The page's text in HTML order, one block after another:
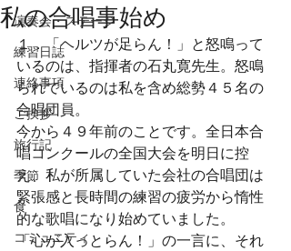
演奏会・ステージ
練習日誌
連絡事項
ご挨拶
旅行記
季節
食
コミュニティ
私の合唱事始め
１．「ヘルツが足らん！」と怒鳴って
いるのは、指揮者の石丸寛先生。怒鳴
られているのは私を含め総勢４５名の
合唱団員。
今から４９年前のことです。全日本合
唱コンクールの全国大会を明日に控
え、私が所属していた会社の合唱団は
緊張感と長時間の練習の疲労から惰性
的な歌唱になり始めていました。
「心が入っとらん！」の一言に、それ